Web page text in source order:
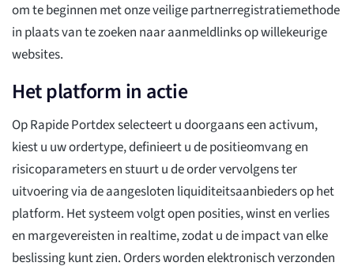
om te beginnen met onze veilige partnerregistratiemethode
in plaats van te zoeken naar aanmeldlinks op willekeurige
websites.
Het platform in actie
Op Rapide Portdex selecteert u doorgaans een activum,
kiest u uw ordertype, definieert u de positieomvang en
risicoparameters en stuurt u de order vervolgens ter
uitvoering via de aangesloten liquiditeitsaanbieders op het
platform. Het systeem volgt open posities, winst en verlies
en margevereisten in realtime, zodat u de impact van elke
beslissing kunt zien. Orders worden elektronisch verzonden